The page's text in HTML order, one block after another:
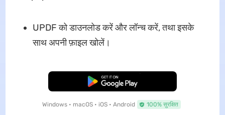
UPDF को डाउनलोड करें और लॉन्च करें, तथा इसके
साथ अपनी फ़ाइल खोलें।
मुफ्त डाउनलोड
Windows • macOS • iOS • Android 100% सुरक्षित